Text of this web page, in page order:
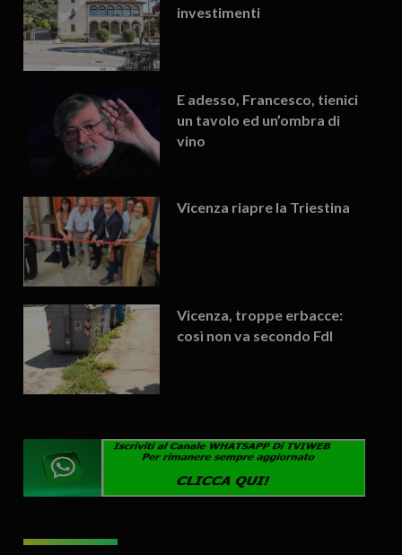
investimenti
E adesso, Francesco, tienici
un tavolo ed un’ombra di
vino
Vicenza riapre la Triestina
Vicenza, troppe erbacce:
così non va secondo FdI